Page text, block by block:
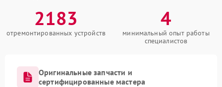
2183
отремонтированных устройств
4
минимальный опыт работы
специалистов
Оригинальные запчасти и
сертифицированные мастера